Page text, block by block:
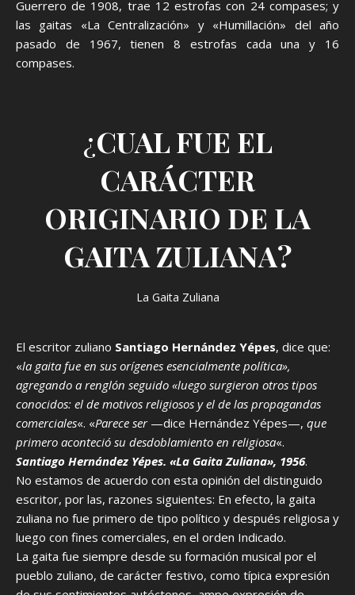
Guerrero de 1908, trae 12 estrofas con 24 compases; y
las gaitas «La Centralización» y «Humillación» del año
pasado de 1967, tienen 8 estrofas cada una y 16
compases.
¿CUAL FUE EL
CARÁCTER
ORIGINARIO DE LA
GAITA ZULIANA?
La Gaita Zuliana
El escritor zuliano Santiago Hernández Yépes, dice que:
«la gaita fue en sus orígenes esencialmente política»,
agregando a renglón seguido «luego surgieron otros tipos
conocidos: el de motivos religiosos y el de las propagandas
comerciales«. «Parece ser—dice Hernández Yépes—, que
primero aconteció su desdoblamiento en religiosa«.
Santiago Hernández Yépes. «La Gaita Zuliana», 1956.
No estamos de acuerdo con esta opinión del distinguido
escritor, por las, razones siguientes: En efecto, la gaita
zuliana no fue primero de tipo político y después religiosa y
luego con fines comerciales, en el orden Indicado.
La gaita fue siempre desde su formación musical por el
pueblo zuliano, de carácter festivo, como típica expresión